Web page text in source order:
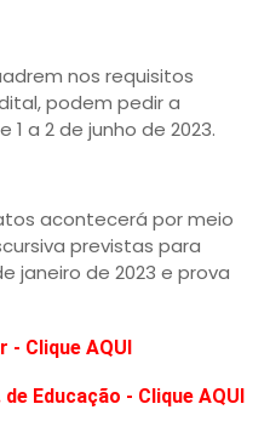
nos requisitos
podem pedir a
a 2 de junho de 2023.
acontecerá por meio
previstas para
janeiro de 2023 e prova
Clique AQUI
Educação - Clique AQUI